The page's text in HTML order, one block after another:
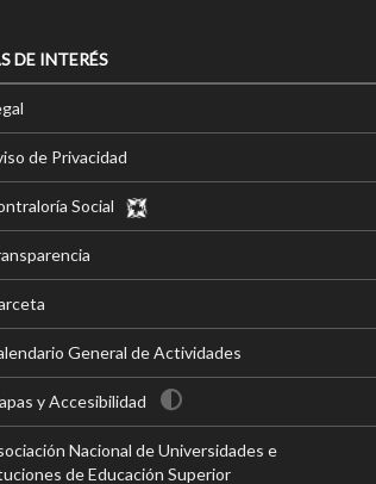
DE INTERÉS
de Privacidad
Social
General de Actividades
y Accesibilidad
Nacional de Universidades e
de Educación Superior